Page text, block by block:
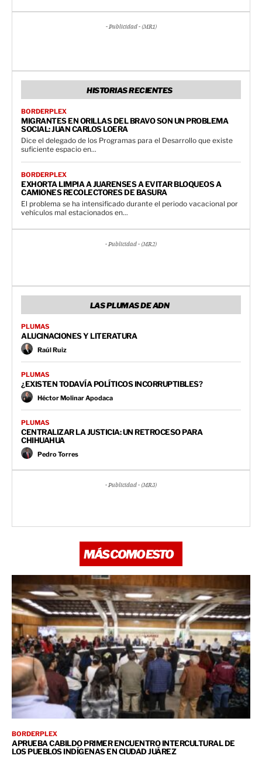
- Publicidad - (MR1)
HISTORIAS RECIENTES
BORDERPLEX
MIGRANTES EN ORILLAS DEL BRAVO SON UN PROBLEMA
SOCIAL: JUAN CARLOS LOERA
Dice el delegado de los Programas para el Desarrollo que existe
suficiente espacio en...
BORDERPLEX
EXHORTA LIMPIA A JUARENSES A EVITAR BLOQUEOS A
CAMIONES RECOLECTORES DE BASURA
El problema se ha intensificado durante el periodo vacacional por
vehículos mal estacionados en...
- Publicidad - (MR2)
LAS PLUMAS DE ADN
PLUMAS
ALUCINACIONES Y LITERATURA
Raúl Ruiz
PLUMAS
¿EXISTEN TODAVÍA POLÍTICOS INCORRUPTIBLES?
Héctor Molinar Apodaca
PLUMAS
CENTRALIZAR LA JUSTICIA: UN RETROCESO PARA
CHIHUAHUA
Pedro Torres
- Publicidad - (MR3)
MÁS COMO ESTO
BORDERPLEX
APRUEBA CABILDO PRIMER ENCUENTRO INTERCULTURAL DE
LOS PUEBLOS INDÍGENAS EN CIUDAD JUÁREZ